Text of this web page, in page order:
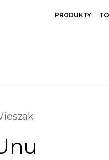
PRODUKTY